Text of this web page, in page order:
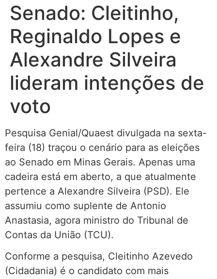
Senado: Cleitinho,
Reginaldo Lopes e
Alexandre Silveira
lideram intenções de
voto
Pesquisa Genial/Quaest divulgada na sexta-
feira (18) traçou o cenário para as eleições
ao Senado em Minas Gerais. Apenas uma
cadeira está em aberto, a que atualmente
pertence a Alexandre Silveira (PSD). Ele
assumiu como suplente de Antonio
Anastasia, agora ministro do Tribunal de
Contas da União (TCU).
Conforme a pesquisa, Cleitinho Azevedo
(Cidadania) é o candidato com mais